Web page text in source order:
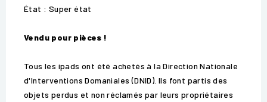
État : Super état
Vendu pour pièces !
Tous les ipads ont été achetés à la Direction Nationale
d'Interventions Domaniales (DNID). Ils font partis des
objets perdus et non réclamés par leurs propriétaires